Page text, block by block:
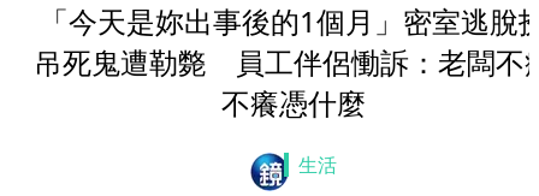
「今天是妳出事後的1個月」密室逃脫
吊死鬼遭勒斃 員工伴侶慟訴：老闆不
不癢憑什麼
生活